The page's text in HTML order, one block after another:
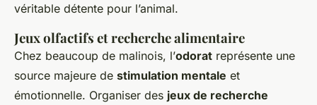
véritable détente pour l’animal.
Jeux olfactifs et recherche alimentaire
Chez beaucoup de malinois, l’odorat représente une
source majeure de stimulation mentale et
émotionnelle. Organiser des jeux de recherche